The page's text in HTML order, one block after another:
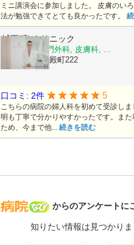
病院なび
からのアンケートに
知りたい情報は見つかり
ミニ講演会に参加しました。 皮膚のい
法が勉強できてとても良かったです。
城下町Lクリニック
乳腺外科, 肛門外科, 皮膚科, ...
島根県松江市殿町222
口コミ: 2件 5
こちらの病院の婦人科を初めて受診し
明も丁寧で分かりやすかったです。ま
ため、今まで他... 続きを読む